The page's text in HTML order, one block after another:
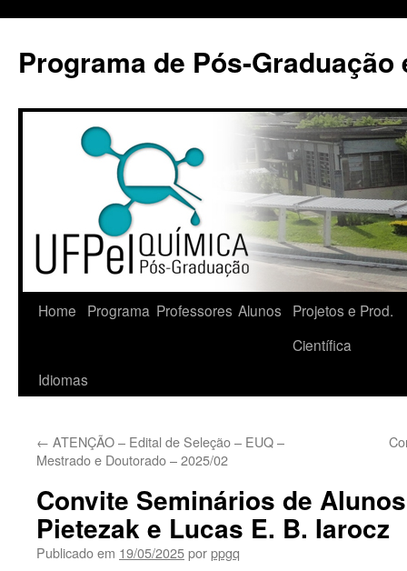
conteúdo
Programa de Pós-Graduação
Home Programa Professores Alunos
Projetos e Prod.
Científica
Idiomas
← ATENÇÃO – Edital de Seleção – EUQ –
Mestrado e Doutorado – 2025/02
Convite Seminários de
Pietezak e Lucas E. B. Iarocz
Publicado em 19/05/2025porppgq